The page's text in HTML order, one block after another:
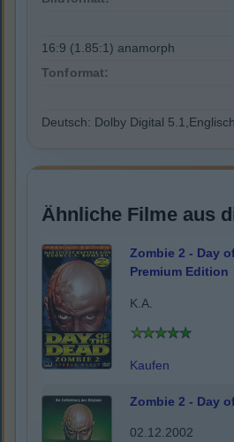
16:9 (1.85:1) anamorph
Tonformat:
Deutsch: Dolby Digital
Ähnliche Filme aus
Zombie 2 - Day
Premium Edition
K.A.
Kaufen
Zombie 2 - Day
02.12.2002